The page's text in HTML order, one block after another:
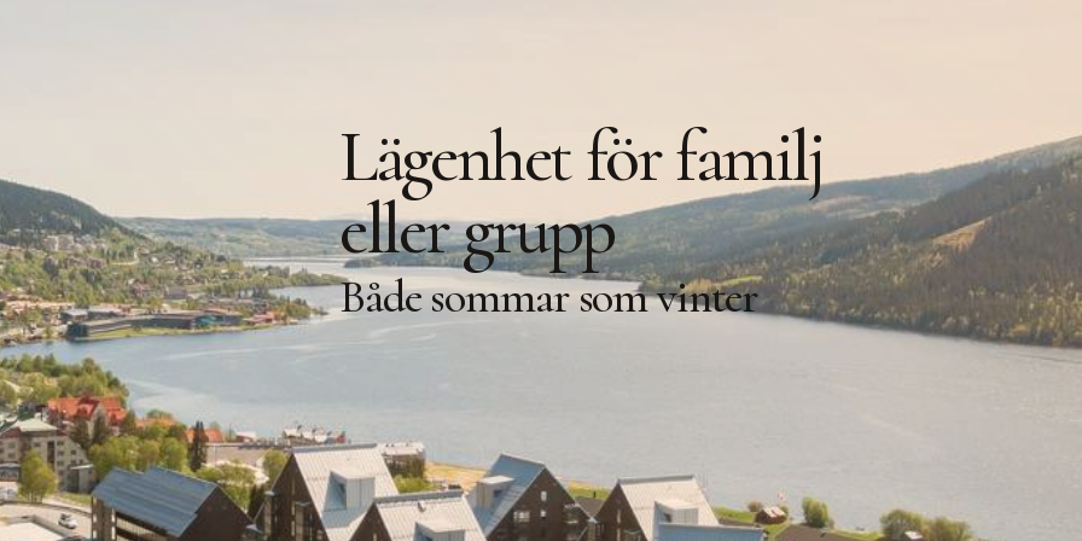
Lägenhet för familj
eller grupp
Både sommar som vinter